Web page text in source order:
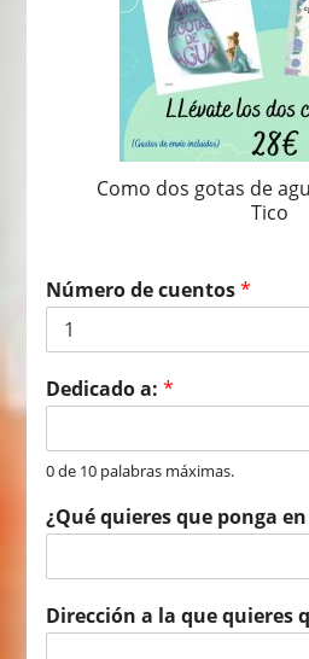
Como dos gotas de
Tico
Número de cuentos*
Dedicado a: *
0 de 10 palabras máximas.
¿Qué quieres que ponga
Dirección a la que quieres